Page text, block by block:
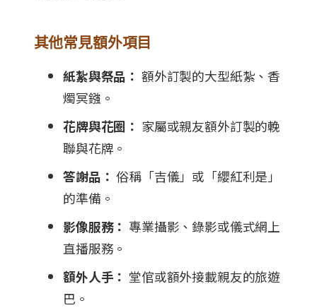
其他常見額外項目
紙紮與祭品： 額外訂製的大型紙紮、香
燭冥鏹。
花牌與花圈： 家屬或親友額外訂製的輓
聯與花牌。
答謝品： 俗稱「吉儀」或「纓紅利是」
的準備。
影像服務： 專業攝影、錄影或儀式網上
直播服務。
額外人手： 堂倌或額外接載親友的旅遊
巴。